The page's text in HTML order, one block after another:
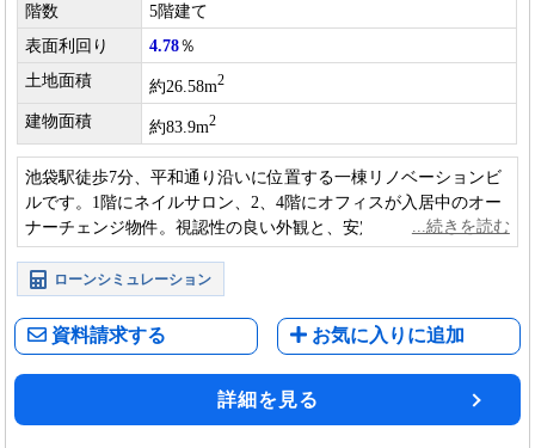
階数
5階建て
表面利回り
4.78％
土地面積
約26.58m2
建物面積 約83.9m2
池袋駅徒歩7分、平和通り沿いに位置する一棟リノベーションビ
ルです。1階にネイルサロン、2、4階にオフィスが入居中のオー
ナーチェンジ物件。視認性の良い外観と、安定した収益性が魅
力の収益不動産です。
ローンシミュレーション
資料請求する お気に入りに追加
詳細を見る